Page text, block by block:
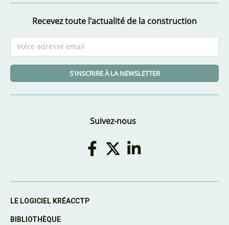
Recevez toute l'actualité de la construction
S'INSCRIRE À LA NEWSLETTER
Suivez-nous
LE LOGICIEL KRÉACCTP
BIBLIOTHÈQUE